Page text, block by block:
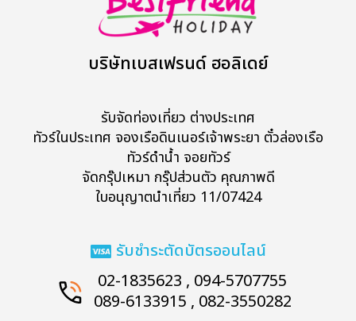
บริษัทเบสเฟรนด์ ฮอลิเดย์
รับจัดท่องเที่ยว ต่างประเทศ
ทัวร์ในประเทศ จองเรือดินเนอร์เจ้าพระยา ตั๋วล่องเรือ
ทัวร์ดำน้ำ จอยทัวร์
จัดกรุ๊ปเหมา กรุ๊ปส่วนตัว คุณภาพดี
ใบอนุญาตนำเที่ยว 11/07424
รับชำระตัดบัตรออนไลน์
02-1835623 , 094-5707755
089-6133915 , 082-3550282